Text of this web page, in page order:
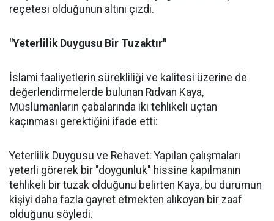
reçetesi olduğunun altını çizdi.
"Yeterlilik Duygusu Bir Tuzaktır"
İslami faaliyetlerin sürekliliği ve kalitesi üzerine de
değerlendirmelerde bulunan Rıdvan Kaya,
Müslümanların çabalarında iki tehlikeli uçtan
kaçınması gerektiğini ifade etti:
Yeterlilik Duygusu ve Rehavet: Yapılan çalışmaları
yeterli görerek bir "doygunluk" hissine kapılmanın
tehlikeli bir tuzak olduğunu belirten Kaya, bu durumun
kişiyi daha fazla gayret etmekten alıkoyan bir zaaf
olduğunu söyledi.